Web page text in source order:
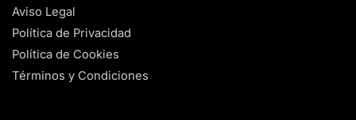
Aviso Legal
Política de Privacidad
Política de Cookies
Términos y Condiciones